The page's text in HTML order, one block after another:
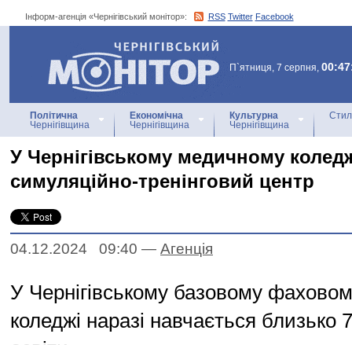
Інформ-агенція «Чернігівський монітор»: RSS Twitter Facebook
Інформ-агенція
«Чернігівський монітор»
П`ятниця, 7 серпня,
Політична
Чернігівщина
Економічна
Чернігівщина
Культурна
Чернігівщина
У Чернігівському медичному
симуляційно-тренінговий центр
04.12.2024 09:40 — Агенцiя
У Чернігівському базовому
коледжі наразі навчається близько